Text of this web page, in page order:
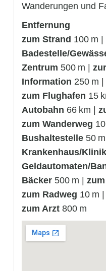
Wanderungen und
Entfernung
zum Strand 100 m |
Badestelle/
Zentrum 500 m |
Information 250 m |
zum Flughafen 15
Autobahn 66 km |
zum Wanderweg
Bushaltestelle 50 m
Krankenhaus/Klinik
Geldautomaten/
Bäcker 500 m |
zum Radweg 10 m |
zum Arzt 800 m